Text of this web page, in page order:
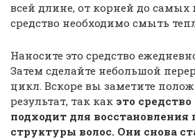
всей длине, от корней до самых
средство необходимо смыть
Наносите это средство
Затем сделайте небольшой
цикл. Вскоре вы заметите
результат, так как это
подходит для
структуры волос. Они снова